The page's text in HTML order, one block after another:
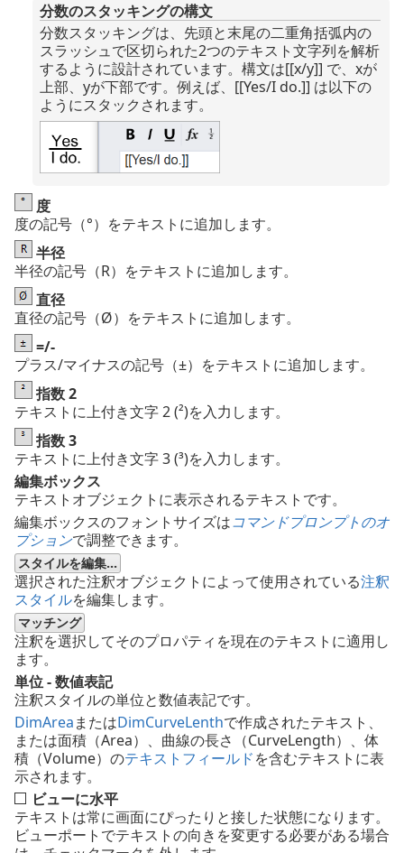
分数のスタッキングの構文
分数スタッキングは、先頭と末尾の二重角括弧内の
スラッシュで区切られた2つのテキスト文字列を解析
するように設計されています。構文は[[x/y]] で、xが
上部、yが下部です。例えば、[[Yes/I do.]] は以下の
ようにスタックされます。
度
度の記号（°）をテキストに追加します。
半径
半径の記号（R）をテキストに追加します。
直径
直径の記号（Ø）をテキストに追加します。
=/-
プラス/マイナスの記号（±）をテキストに追加します。
指数 2
テキストに上付き文字 2 (²)を入力します。
指数 3
テキストに上付き文字 3 (³)を入力します。
編集ボックス
テキストオブジェクトに表示されるテキストです。
編集ボックスのフォントサイズはコマンドプロンプトのオ
プションで調整できます。
スタイルを編集...
選択された注釈オブジェクトによって使用されている注釈
スタイルを編集します。
マッチング
注釈を選択してそのプロパティを現在のテキストに適用し
ます。
単位 - 数値表記
注釈スタイルの単位と数値表記です。
DimAreaまたはDimCurveLenthで作成されたテキスト、
または面積（Area）、曲線の長さ（CurveLength）、体
積（Volume）のテキストフィールドを含むテキストに表
示されます。
ビューに水平
テキストは常に画面にぴったりと接した状態になります。
ビューポートでテキストの向きを変更する必要がある場合